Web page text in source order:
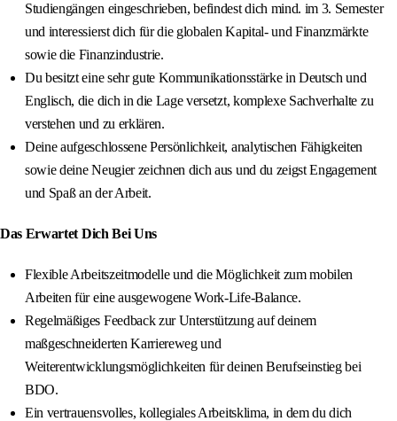
Studiengängen eingeschrieben, befindest dich mind. im 3. Semester
und interessierst dich für die globalen Kapital- und Finanzmärkte
sowie die Finanzindustrie.
Du besitzt eine sehr gute Kommunikationsstärke in Deutsch und
Englisch, die dich in die Lage versetzt, komplexe Sachverhalte zu
verstehen und zu erklären.
Deine aufgeschlossene Persönlichkeit, analytischen Fähigkeiten
sowie deine Neugier zeichnen dich aus und du zeigst Engagement
und Spaß an der Arbeit.
Das Erwartet Dich Bei Uns
Flexible Arbeitszeitmodelle und die Möglichkeit zum mobilen
Arbeiten für eine ausgewogene Work-Life-Balance.
Regelmäßiges Feedback zur Unterstützung auf deinem
maßgeschneiderten Karriereweg und
Weiterentwicklungsmöglichkeiten für deinen Berufseinstieg bei
BDO.
Ein vertrauensvolles, kollegiales Arbeitsklima, in dem du dich